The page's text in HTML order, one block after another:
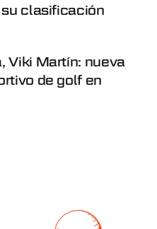
clasificación
Viki Martín: nueva
de golf en